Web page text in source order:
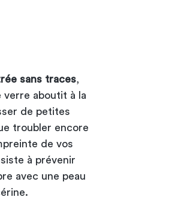
sans traces,
verre aboutit à la
de petites
troubler encore
de vos
à prévenir
avec une peau